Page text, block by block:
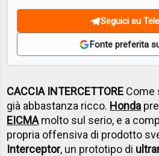
Seguici su
Fonte preferita
CACCIA INTERCETTORE Come
già abbastanza ricco. Honda
EICMAmolto sul serio, e a
propria offensiva di prodotto
Interceptor, un prototipo di